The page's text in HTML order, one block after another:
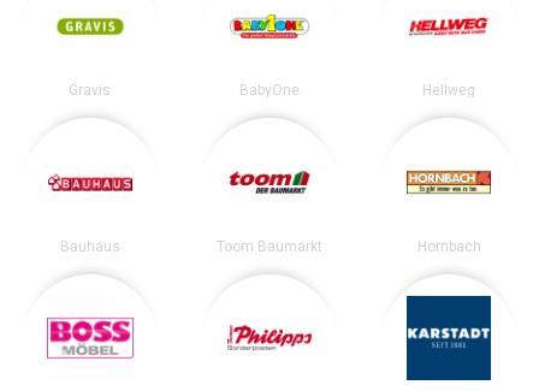
Gravis BabyOne Hellweg
Bauhaus Toom Baumarkt Hornbach